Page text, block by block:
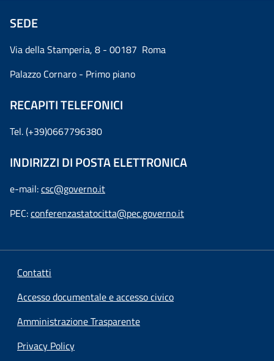
SEDE
Via della Stamperia, 8 - 00187 Roma
Palazzo Cornaro - Primo piano
RECAPITI TELEFONICI
Tel. (+39)0667796380
INDIRIZZI DI POSTA ELETTRONICA
e-mail:csc@governo.it
PEC:conferenzastatocitta@pec.governo.it
Contatti
Accesso documentale e accesso civico
Amministrazione Trasparente
Privacy Policy